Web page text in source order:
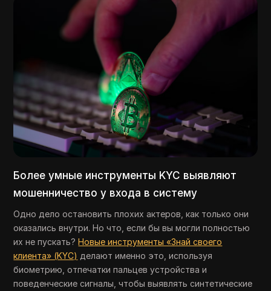
Более умные инструменты KYC выявляют
мошенничество у входа в систему
Одно дело остановить плохих актеров, как только они
оказались внутри. Но что, если бы вы могли полностью
их не пускать?Новые инструменты «Знай своего
клиента» (KYC) делают именно это, используя
биометрию, отпечатки пальцев устройства и
поведенческие сигналы, чтобы выявлять синтетические